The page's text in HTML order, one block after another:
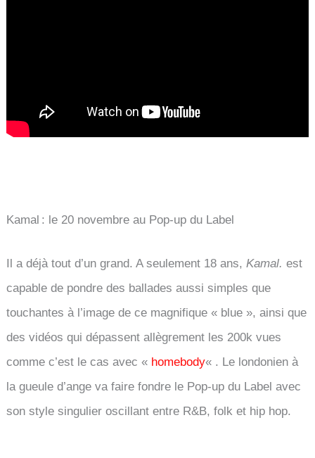
Kamal : le 20 novembre au Pop-up du Label
Il a déjà tout d’un grand. A seulement 18 ans,Kamal. est
capable de pondre des ballades aussi simples que
touchantes à l’image de ce magnifique « blue », ainsi que
des vidéos qui dépassent allègrement les 200k vues
comme c’est le cas avec « homebody« . Le londonien à
la gueule d’ange va faire fondre le Pop-up du Label avec
son style singulier oscillant entre R&B, folk et hip hop.